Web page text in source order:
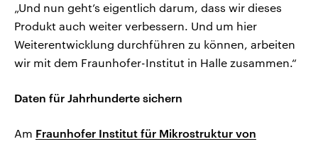
„Und nun geht’s eigentlich darum, dass wir dieses
Produkt auch weiter verbessern. Und um hier
Weiterentwicklung durchführen zu können, arbeiten
wir mit dem Fraunhofer-Institut in Halle zusammen.“
Daten für Jahrhunderte sichern
Am Fraunhofer Institut für Mikrostruktur von